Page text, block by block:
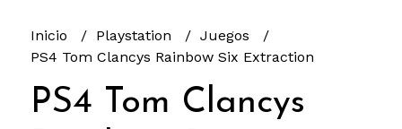
Inicio Playstation
Juegos
PS4 Tom Clancys Rainbow Six Extraction
PS4 Tom Clancys